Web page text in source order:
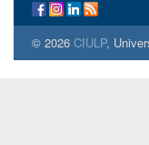
© 2026 CIULP,